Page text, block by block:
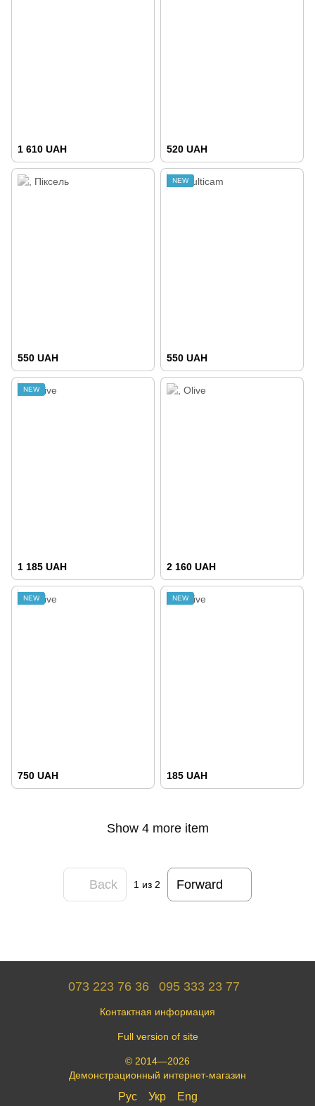
1 610 UAH 520 UAH
550 UAH
NEW
550 UAH
NEW
1 185 UAH 2 160 UAH
NEW
750 UAH
NEW
185 UAH
Show 4 more item
Back 1 из 2 Forward
073 223 76 36 095 333 23 77
Контактная информация
Full version of site
© 2014—2026
Демонстрационный интернет-магазин
Рус Укр Eng